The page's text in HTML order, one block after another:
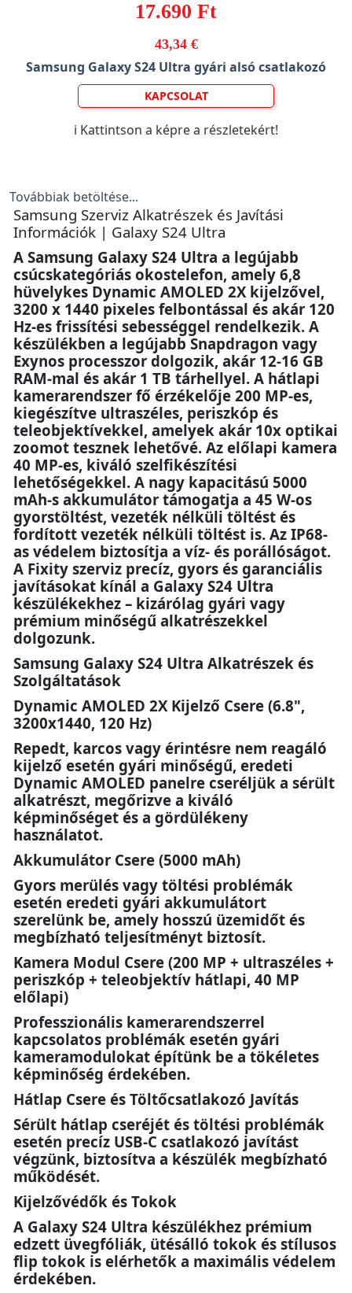
17.690 Ft
43,34 €
Samsung Galaxy S24 Ultra gyári alsó csatlakozó
KAPCSOLAT
ℹ️ Kattintson a képre a részletekért!
Továbbiak betöltése...
Samsung Szerviz Alkatrészek és Javítási
Információk | Galaxy S24 Ultra
A Samsung Galaxy S24 Ultra a legújabb
csúcskategóriás okostelefon, amely 6,8
hüvelykes Dynamic AMOLED 2X kijelzővel,
3200 x 1440 pixeles felbontással és akár 120
Hz-es frissítési sebességgel rendelkezik. A
készülékben a legújabb Snapdragon vagy
Exynos processzor dolgozik, akár 12-16 GB
RAM-mal és akár 1 TB tárhellyel. A hátlapi
kamerarendszer fő érzékelője 200 MP-es,
kiegészítve ultraszéles, periszkóp és
teleobjektívekkel, amelyek akár 10x optikai
zoomot tesznek lehetővé. Az előlapi kamera
40 MP-es, kiváló szelfikészítési
lehetőségekkel. A nagy kapacitású 5000
mAh-s akkumulátor támogatja a 45 W-os
gyorstöltést, vezeték nélküli töltést és
fordított vezeték nélküli töltést is. Az IP68-
as védelem biztosítja a víz- és porállóságot.
A Fixity szerviz precíz, gyors és garanciális
javításokat kínál a Galaxy S24 Ultra
készülékekhez – kizárólag gyári vagy
prémium minőségű alkatrészekkel
dolgozunk.
Samsung Galaxy S24 Ultra Alkatrészek és
Szolgáltatások
Dynamic AMOLED 2X Kijelző Csere (6.8",
3200x1440, 120 Hz)
Repedt, karcos vagy érintésre nem reagáló
kijelző esetén gyári minőségű, eredeti
Dynamic AMOLED panelre cseréljük a sérült
alkatrészt, megőrizve a kiváló
képminőséget és a gördülékeny
használatot.
Akkumulátor Csere (5000 mAh)
Gyors merülés vagy töltési problémák
esetén eredeti gyári akkumulátort
szerelünk be, amely hosszú üzemidőt és
megbízható teljesítményt biztosít.
Kamera Modul Csere (200 MP + ultraszéles +
periszkóp + teleobjektív hátlapi, 40 MP
előlapi)
Professzionális kamerarendszerrel
kapcsolatos problémák esetén gyári
kameramodulokat építünk be a tökéletes
képminőség érdekében.
Hátlap Csere és Töltőcsatlakozó Javítás
Sérült hátlap cseréjét és töltési problémák
esetén precíz USB-C csatlakozó javítást
végzünk, biztosítva a készülék megbízható
működését.
Kijelzővédők és Tokok
A Galaxy S24 Ultra készülékhez prémium
edzett üvegfóliák, ütésálló tokok és stílusos
flip tokok is elérhetők a maximális védelem
érdekében.